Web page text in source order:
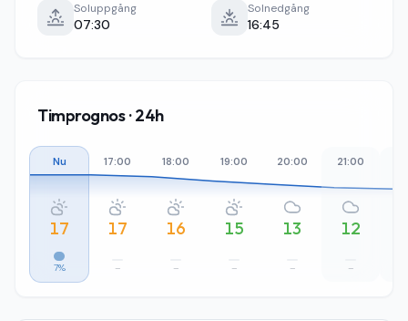
Soluppgång
07:30
Solnedgång
16:45
Timprognos · 24h
Nu
17
7%
17:00
17
–
18:00
16
–
19:00
15
–
20:00
13
–
21:00
12
–